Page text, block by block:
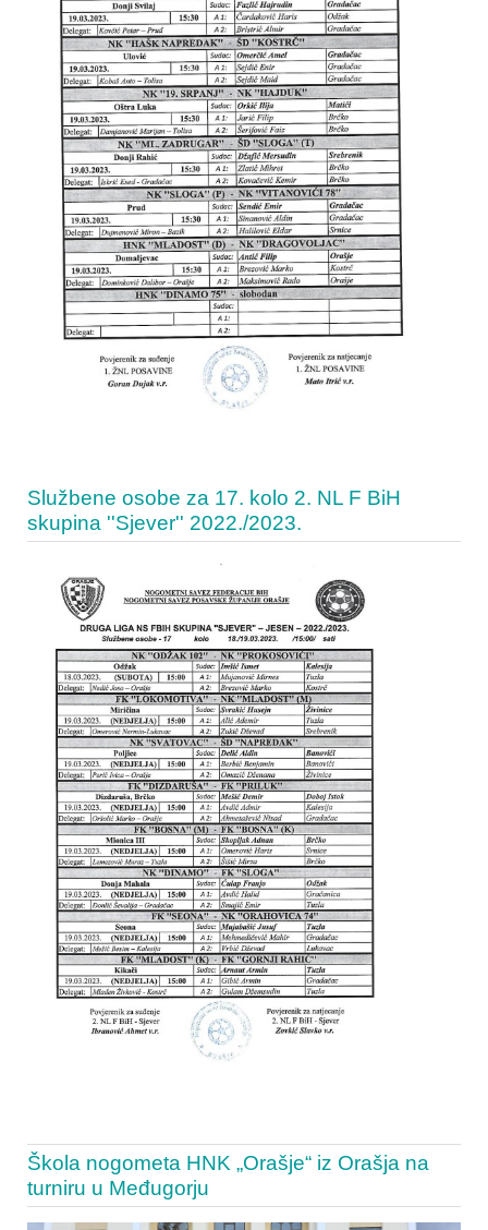
Službene osobe za 17. kolo 2. NL F BiH
skupina ''Sjever'' 2022./2023.
Škola nogometa HNK „Orašje“ iz Orašja na
turniru u Međugorju